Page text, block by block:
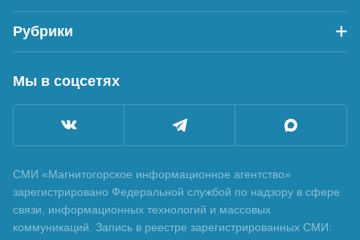
Рубрики
Мы в соцсетях
СМИ «Магнитогорское информационное агентство»
зарегистрировано Федеральной службой по надзору в сфере
связи, информационных технологий и массовых
коммуникаций. Запись в реестре зарегистрированных СМИ: